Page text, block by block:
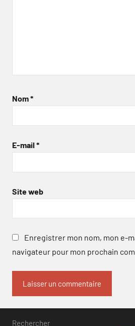
Nom*
E-mail *
Site web
Enregistrer mon nom, mon e-
navigateur pour mon prochain
Rechercher